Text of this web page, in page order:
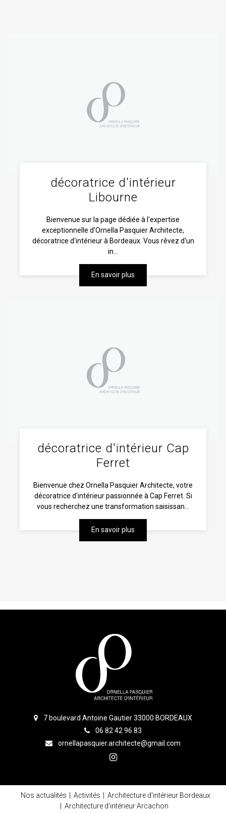
décoratrice d'intérieur
Libourne
Bienvenue sur la page dédiée à l'expertise
exceptionnelle d'Ornella Pasquier Architecte,
décoratrice d'intérieur à Bordeaux. Vous rêvez d'un
in...
En savoir plus
décoratrice d'intérieur Cap
Ferret
Bienvenue chez Ornella Pasquier Architecte, votre
décoratrice d'intérieur passionnée à Cap Ferret. Si
vous recherchez une transformation saisissan...
En savoir plus
7 boulevard Antoine Gautier 33000 BORDEAUX
06 82 42 96 83
ornellapasquier.architecte@gmail.com
Nos actualités Activités
Architecture d'intérieur Bordeaux
Architecture d'intérieur Arcachon